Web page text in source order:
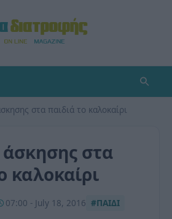
στα παιδιά το καλοκαίρι
στα
καλοκαίρι
07:00 - July 18, 2016 #ΠΑΙΔΙ